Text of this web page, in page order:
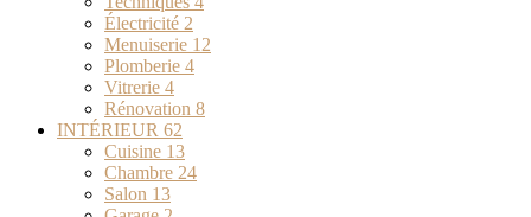
Électricité 2
Menuiserie 12
Plomberie 4
Vitrerie 4
Rénovation 8
INTÉRIEUR 62
Cuisine 13
Chambre 24
Salon 13